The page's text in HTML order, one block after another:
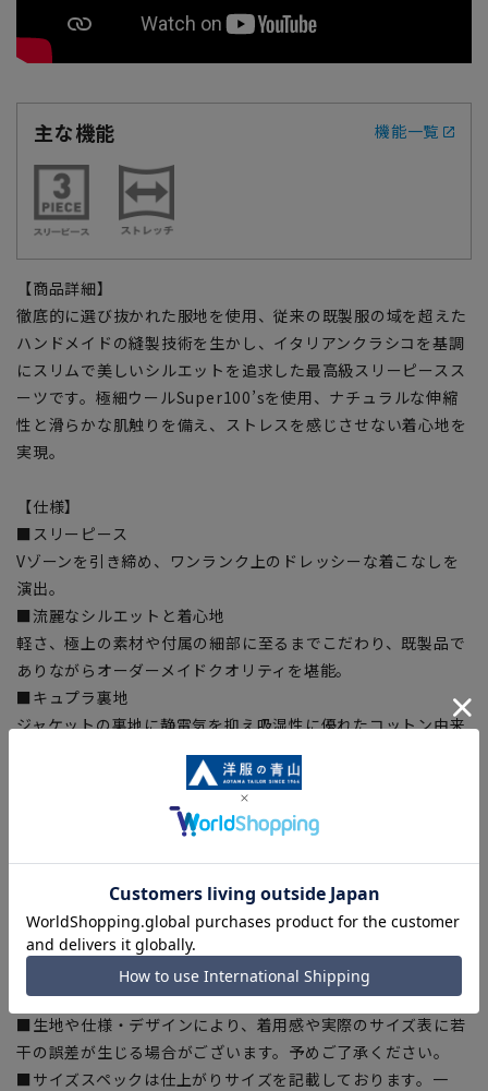
主な機能 機能一覧
【商品詳細】
徹底的に選び抜かれた服地を使用、従来の既製服の域を超えた
ハンドメイドの縫製技術を生かし、イタリアンクラシコを基調
にスリムで美しいシルエットを追求した最高級スリーピースス
ーツです。極細ウールSuper100’sを使用、ナチュラルな伸縮
性と滑らかな肌触りを備え、ストレスを感じさせない着心地を
実現。
【仕様】
■スリーピース
Vゾーンを引き締め、ワンランク上のドレッシーな着こなしを
演出。
■流麗なシルエットと着心地
軽さ、極上の素材や付属の細部に至るまでこだわり、既製品で
ありながらオーダーメイドクオリティを堪能。
■キュプラ裏地
ジャケットの裏地に静電気を抑え吸湿性に優れたコットン由来
の繊維ベンベルグ®裏地を採用。静電気を抑え虜になるほどの
滑らかな袖通し、快適な着心地をサポート。
【シルエット】《細め(スリム)》 (当社比)
【商品に関するご注意】
■商品画像はサンプルのため、色味やサイズ等の仕様に変更が
ある場合がございますので、予めご了承ください。
■ゆとり感には個人差があります。サイズ表を確認の上、ご購
入の目安としてご利用ください。
■生地や仕様・デザインにより、着用感や実際のサイズ表に若
干の誤差が生じる場合がございます。予めご了承ください。
■サイズスペックは仕上がりサイズを記載しております。一